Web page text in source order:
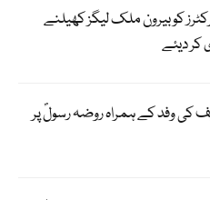
کو بیرون ملک لیگز کھیلنے
کر دیئے
کی وفد کے ہمراہ روضہ رسولؐ پر